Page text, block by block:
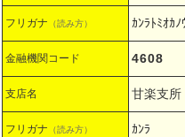
フリガナ （読み方） ｶﾝﾗﾄﾐｵｶﾉ
金融機関コード 4608
支店名 甘楽支所
フリガナ （読み方） ｶﾝﾗ